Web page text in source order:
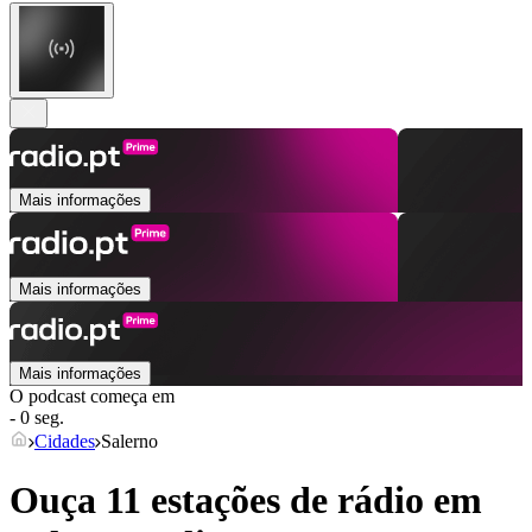
Mais informações
Mais informações
Mais informações
O podcast começa em
- 0 seg.
Cidades Salerno
Ouça 11 estações de rádio em